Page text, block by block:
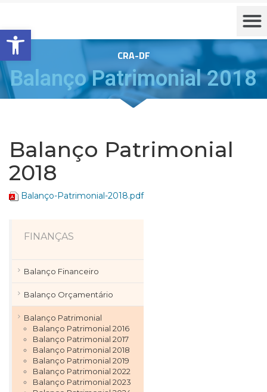
Barra de Ferramentas Aberta
CRA-DF
Balanço Patrimonial 2018
Balanço Patrimonial
2018
Balanço-Patrimonial-2018.pdf
FINANÇAS
Balanço Financeiro
Balanço Orçamentário
Balanço Patrimonial
Balanço Patrimonial 2016
Balanço Patrimonial 2017
Balanço Patrimonial 2018
Balanço Patrimonial 2019
Balanço Patrimonial 2022
Balanço Patrimonial 2023